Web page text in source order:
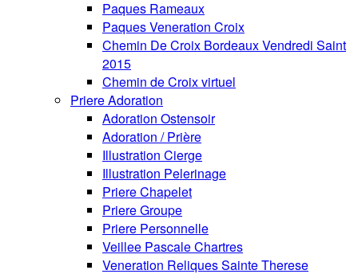
Paques Rameaux
Paques Veneration Croix
Chemin De Croix Bordeaux Vendredi Saint
2015
Chemin de Croix virtuel
Priere Adoration
Adoration Ostensoir
Adoration / Prière
Illustration Cierge
Illustration Pelerinage
Priere Chapelet
Priere Groupe
Priere Personnelle
Veillee Pascale Chartres
Veneration Reliques Sainte Therese